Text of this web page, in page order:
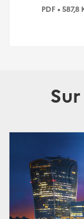
PDF • 587,8